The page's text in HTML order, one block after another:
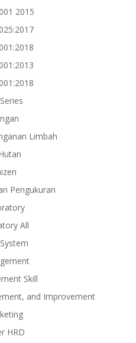
2015
Limbah
Pengukuran
All
Skill
and Improvement
HRD